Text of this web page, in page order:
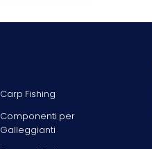
Carp Fishing
Componenti per
Galleggianti